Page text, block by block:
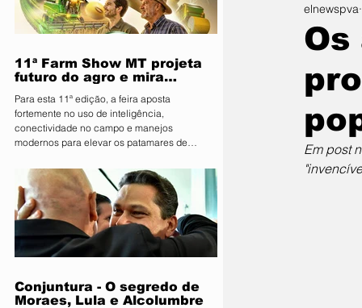
11ª Farm Show MT projeta
futuro do agro e mira
sociedade
Para esta 11ª edição, a feira aposta
fortemente no uso de inteligência,
conectividade no campo e manejos
modernos para elevar os patamares de
Primavera do Leste deu o pontapé inicial para
uma das maiores vitrines tecnológicas do
Centro-Oeste. A organização lançou
oficialmente a 11ª edição da Farm Show MT.
Consolidada como um ambiente de negócios
que movimenta quantias milionárias, a feira
traz como principal bandeira o lema
Conjuntura - O segredo de
Moraes, Lula e Alcolumbre
Esporte
Os
elnewspva
Em post